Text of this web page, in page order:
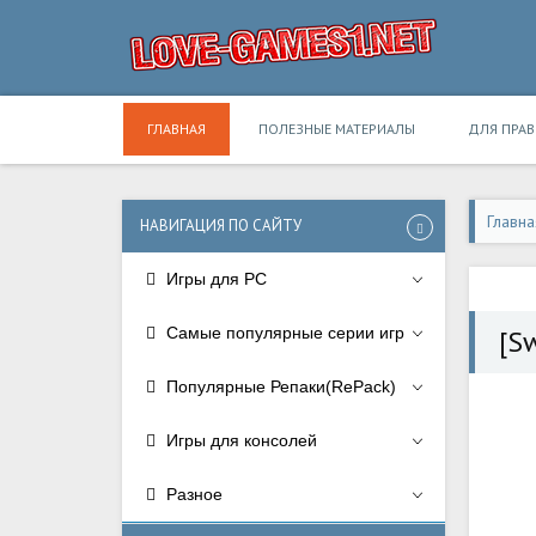
ГЛАВНАЯ ПОЛЕЗНЫЕ МАТЕРИАЛЫ ДЛЯ
НАВИГАЦИЯ ПО САЙТУ
Игры для PC
Самые популярные серии игр
Популярные Репаки(RePack)
Игры для консолей
Разное